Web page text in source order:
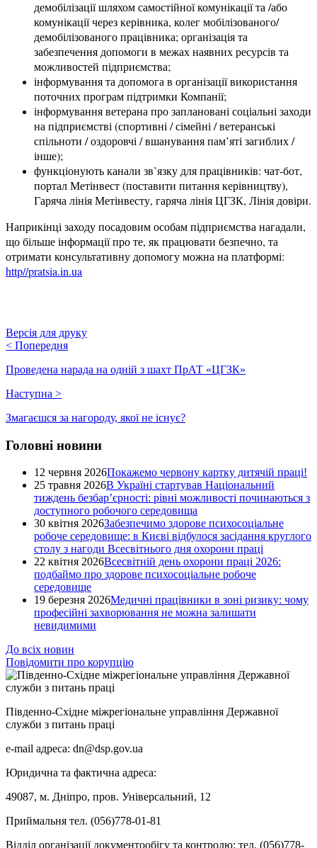
демобілізації шляхом самостійної комунікації та /або
комунікації через керівника, колег мобілізованого/
демобілізованого працівника; організація та
забезпечення допомоги в межах наявних ресурсів та
можливостей підприємства;
інформування та допомога в організації використання
поточних програм підтримки Компанії;
інформування ветерана про заплановані соціальні заходи
на підприємстві (спортивні / сімейні / ветеранські
спільноти / оздоровчі / вшанування пам’яті загиблих /
інше);
функціонують канали зв’язку для працівників: чат-бот,
портал Метінвест (поставити питання керівництву),
Гаряча лінія Метінвесту, гаряча лінія ЦГЗК, Лінія довіри.
Наприкінці заходу посадовим особам підприємства нагадали,
що більше інформації про те, як працювати безпечно, та
отримати консультативну допомогу можна на платформі:
http//pratsia.in.ua
Версія для друку
< Попередня
Проведена нарада на одній з шахт ПрАТ «ЦГЗК»
Наступна >
Змагаєшся за нагороду, якої не існує?
Головні новини
12 червня 2026Покажемо червону картку дитячій праці!
25 травня 2026В Україні стартував Національний
тиждень безбар’єрності: рівні можливості починаються з
доступного робочого середовища
30 квітня 2026Забезпечимо здорове психосоціальне
робоче середовище: в Києві відбулося засідання круглого
столу з нагоди Всесвітнього дня охорони праці
22 квітня 2026Всесвітній день охорони праці 2026:
подбаймо про здорове психосоціальне робоче
середовище
19 березня 2026Медичні працівники в зоні ризику: чому
професійні захворювання не можна залишати
невидимими
До всіх новин
Повідомити про корупцію
Південно-Східне міжрегіональне управління Державної
служби з питань праці
e-mail адреса: dn@dsp.gov.ua
Юридична та фактична адреса:
49087, м. Дніпро, пров. Універсальний, 12
Приймальня тел. (056)778-01-81
Відділ організації документообігу та контролю: тел. (056)778-